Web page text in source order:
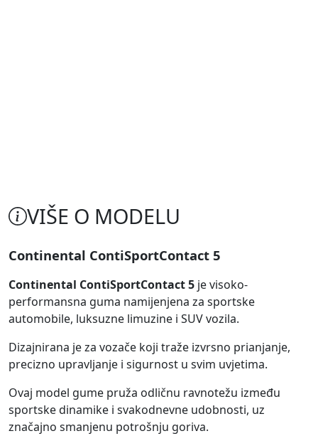
VIŠE O MODELU
Continental ContiSportContact 5
Continental ContiSportContact 5 je visoko-
performansna guma namijenjena za sportske
automobile, luksuzne limuzine i SUV vozila.
Dizajnirana je za vozače koji traže izvrsno prianjanje,
precizno upravljanje i sigurnost u svim uvjetima.
Ovaj model gume pruža odličnu ravnotežu između
sportske dinamike i svakodnevne udobnosti, uz
značajno smanjenu potrošnju goriva.